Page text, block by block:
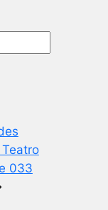
033